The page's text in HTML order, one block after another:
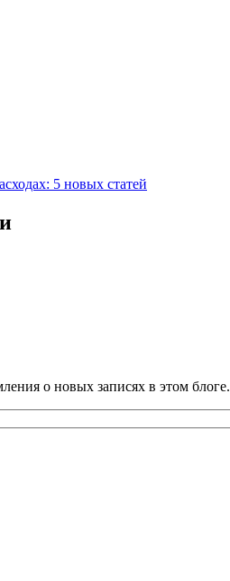
5 новых статей
о новых записях в этом блоге.